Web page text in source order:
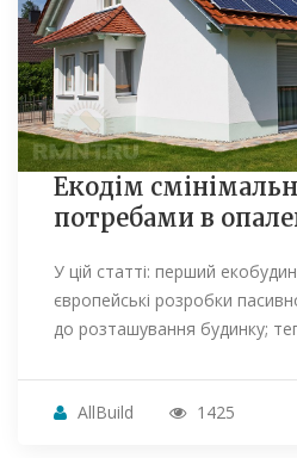
Екодім
потребами в
У цій статті: перший
європейські розробки
до розташування будинку;
AllBuild 1425